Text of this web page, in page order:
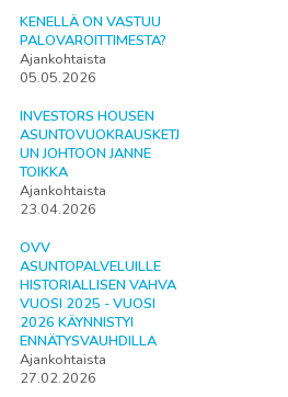
KENELLÄ ON VASTUU
PALOVAROITTIMESTA?
Ajankohtaista
05.05.2026
INVESTORS HOUSEN
ASUNTOVUOKRAUSKETJ
UN JOHTOON JANNE
TOIKKA
Ajankohtaista
23.04.2026
OVV
ASUNTOPALVELUILLE
HISTORIALLISEN VAHVA
VUOSI 2025 - VUOSI
2026 KÄYNNISTYI
ENNÄTYSVAUHDILLA
Ajankohtaista
27.02.2026